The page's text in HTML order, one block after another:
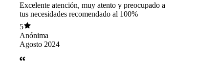
Excelente atención, muy atento y preocupado a
tus necesidades recomendado al 100%
5
Anónima
Agosto 2024